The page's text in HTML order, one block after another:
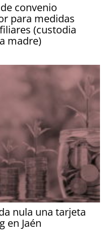
convenio
para medidas
(custodia
madre)
nula una tarjeta
en Jaén